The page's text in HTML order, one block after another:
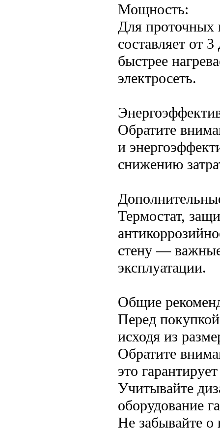
Мощность:
Для проточных
составляет от
быстрее
электросеть.
Обратите
и
снижению
Термостат,
стену —
эксплуатации.
Общие
Перед
исходя из
Обратите
это
Учитывайте
оборудование
Не забывайте о